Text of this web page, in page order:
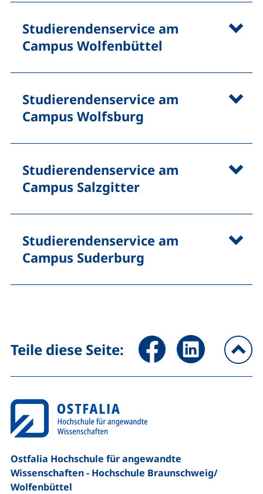
Studierendenservice am
Campus Wolfenbüttel
Studierendenservice am
Campus Wolfsburg
Studierendenservice am
Campus Salzgitter
Studierendenservice am
Campus Suderburg
Teile diese Seite: Seite über Facebook teilen
Seite über
Ostfalia Hochschule für angewandte
Wissenschaften - Hochschule Braunschweig/​
Wolfenbüttel